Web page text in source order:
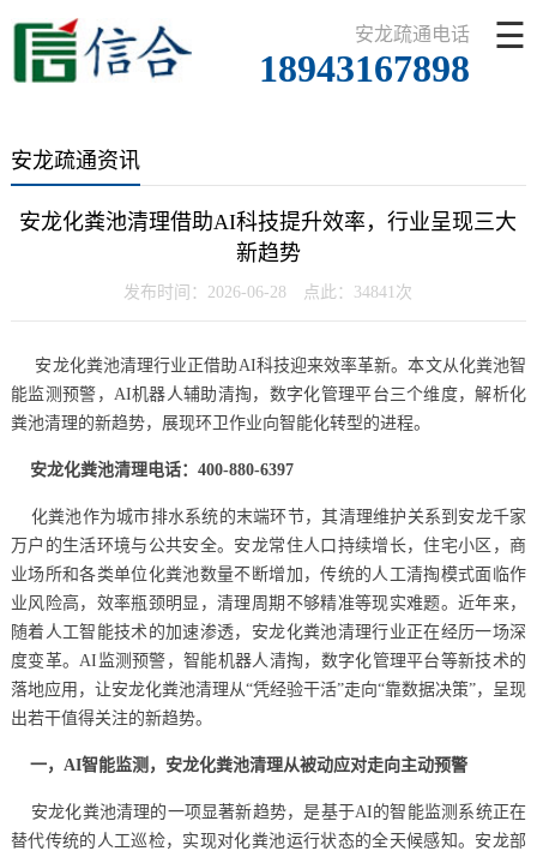
☰
安龙疏通电话
18943167898
安龙疏通资讯
安龙化粪池清理借助AI科技提升效率，行业呈现三大
新趋势
发布时间：2026-06-28 点此：34841次
安龙化粪池清理行业正借助AI科技迎来效率革新。本文从化粪池智
能监测预警，AI机器人辅助清掏，数字化管理平台三个维度，解析化
粪池清理的新趋势，展现环卫作业向智能化转型的进程。
安龙化粪池清理电话：400-880-6397
化粪池作为城市排水系统的末端环节，其清理维护关系到安龙千家
万户的生活环境与公共安全。安龙常住人口持续增长，住宅小区，商
业场所和各类单位化粪池数量不断增加，传统的人工清掏模式面临作
业风险高，效率瓶颈明显，清理周期不够精准等现实难题。近年来，
随着人工智能技术的加速渗透，安龙化粪池清理行业正在经历一场深
度变革。AI监测预警，智能机器人清掏，数字化管理平台等新技术的
落地应用，让安龙化粪池清理从“凭经验干活”走向“靠数据决策”，呈现
出若干值得关注的新趋势。
一，AI智能监测，安龙化粪池清理从被动应对走向主动预警
安龙化粪池清理的一项显著新趋势，是基于AI的智能监测系统正在
替代传统的人工巡检，实现对化粪池运行状态的全天候感知。安龙部